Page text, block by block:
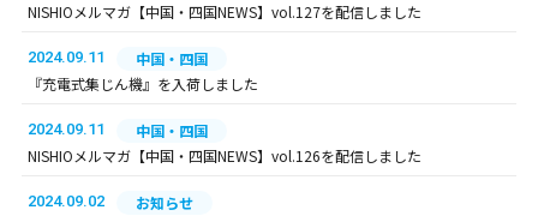
NISHIOメルマガ【中国・四国NEWS】vol.127を配信しました
2024.09.11
中国・四国
『充電式集じん機』を入荷しました
2024.09.11
中国・四国
NISHIOメルマガ【中国・四国NEWS】vol.126を配信しました
2024.09.02
お知らせ